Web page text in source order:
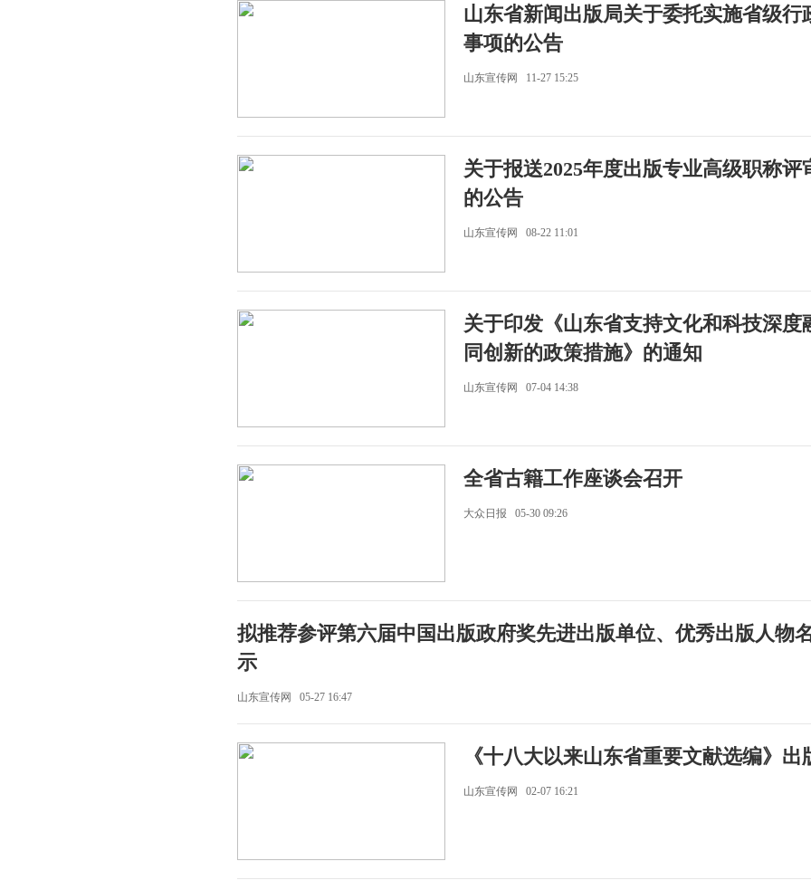
山东省新闻出版局关于委托实施省级行
事项的公告
山东宣传网 11-27 15:25
关于报送2025年度出版专业高级职称评
的公告
山东宣传网 08-22 11:01
关于印发《山东省支持文化和科技深度
同创新的政策措施》的通知
山东宣传网 07-04 14:38
全省古籍工作座谈会召开
大众日报 05-30 09:26
拟推荐参评第六届中国出版政府奖先进出版单位、优秀出版人物
示
山东宣传网 05-27 16:47
《十八大以来山东省重要文献选编》出
山东宣传网 02-07 16:21